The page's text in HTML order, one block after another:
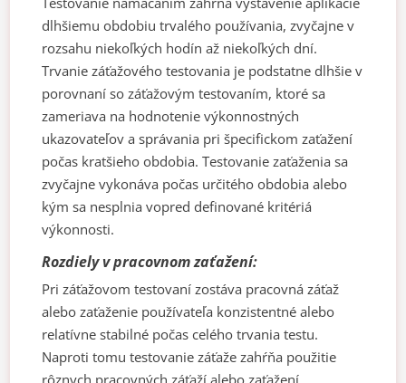
dlhšiemu obdobiu trvalého používania, zvyčajne v
rozsahu niekoľkých hodín až niekoľkých dní.
Trvanie záťažového testovania je podstatne dlhšie v
porovnaní so záťažovým testovaním, ktoré sa
zameriava na hodnotenie výkonnostných
ukazovateľov a správania pri špecifickom zaťažení
počas kratšieho obdobia. Testovanie zaťaženia sa
zvyčajne vykonáva počas určitého obdobia alebo
kým sa nesplnia vopred definované kritériá
výkonnosti.
Rozdiely v pracovnom zaťažení:
Pri záťažovom testovaní zostáva pracovná záťaž
alebo zaťaženie používateľa konzistentné alebo
relatívne stabilné počas celého trvania testu.
Naproti tomu testovanie záťaže zahŕňa použitie